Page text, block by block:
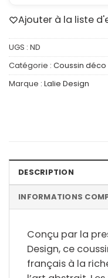
Ajouter à la liste
UGS : ND
Catégorie : Coussin déco
Marque : Lalie Design
DESCRIPTION
INFORMATIONS
Conçu par la
Design, ce
français à la